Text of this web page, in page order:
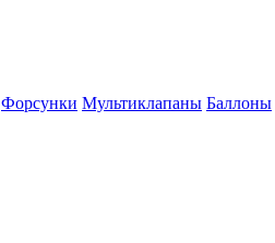
Форсунки Мультиклапаны Баллоны